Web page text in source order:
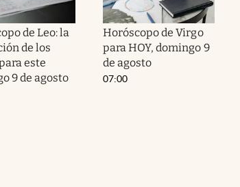
de Leo: la
de los
este
9 de agosto
Horóscopo de Virgo
para HOY, domingo 9
de agosto
07:00